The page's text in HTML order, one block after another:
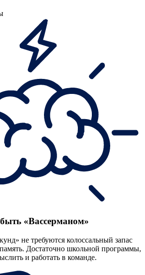
«Вассерманом»
не требуются колоссальный запас
Достаточно школьной программы,
и работать в команде.